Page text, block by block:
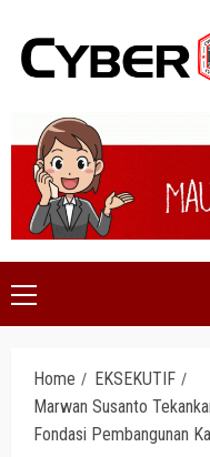
content
Primary
Menu
Home
EKSEKUTIF
Marwan Susanto
Fondasi Pembangunan